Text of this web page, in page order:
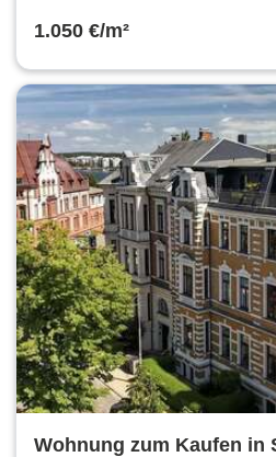
1.050 €/m²
Wohnung zum Kaufen in